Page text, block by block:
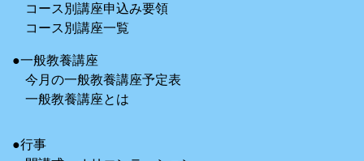
コース別講座申込み要領
コース別講座一覧
●一般教養講座
今月の一般教養講座予定表
一般教養講座とは
●行事